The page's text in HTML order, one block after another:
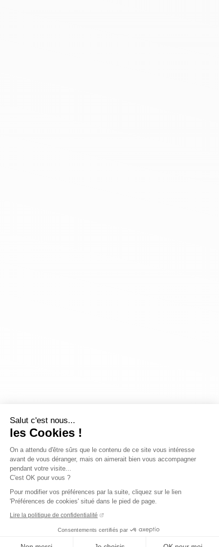
Salut c'est nous...
les Cookies !
On a attendu d'être sûrs que le contenu de ce site vous intéresse
avant de vous déranger, mais on aimerait bien vous accompagner
pendant votre visite...
C'est OK pour vous ?
Pour modifier vos préférences par la suite, cliquez sur le lien
'Préférences de cookies' situé dans le pied de page.
Lire la politique de confidentialité
Consentements certifiés par